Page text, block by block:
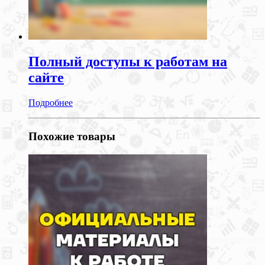
Полный доступы к работам на
сайте
Подробнее
Похожие товары